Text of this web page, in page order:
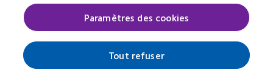
Conditions d'utilisation
Gérer les préférences relatives au consentement
Paramètres des cookies
Tout refuser